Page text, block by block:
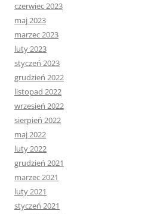
czerwiec 2023
maj 2023
marzec 2023
luty 2023
styczeń 2023
grudzień 2022
listopad 2022
wrzesień 2022
sierpień 2022
maj 2022
luty 2022
grudzień 2021
marzec 2021
luty 2021
styczeń 2021